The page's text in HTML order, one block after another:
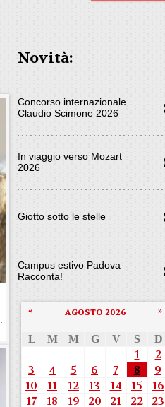
Novità:
Concorso internazionale
Claudio Scimone 2026
In viaggio verso Mozart
2026
Giotto sotto le stelle
Campus estivo Padova
Racconta!
AGOSTO 2026
« »
L M M G V S D
1
2
3
4 5 6 7 8
9
10
11 12 13 14 15
16
17
18 19 20 21 22
23